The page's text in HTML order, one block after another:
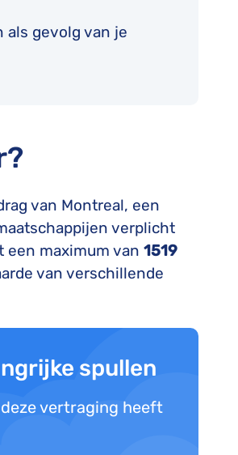
gevolg van je
van Montreal, een
verplicht
een maximum van 1519
van verschillende
spullen
vertraging heeft